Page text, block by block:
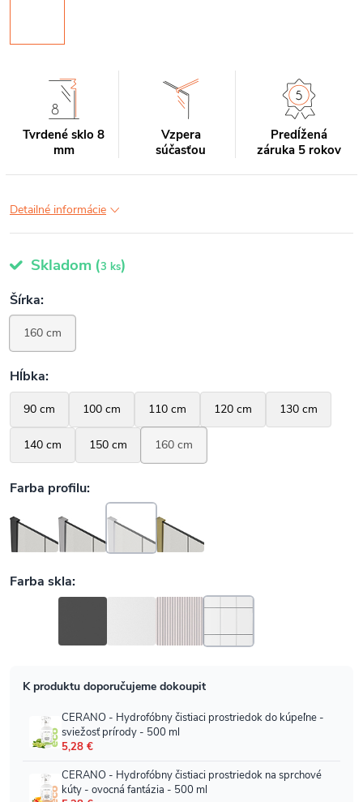
Tvrdené sklo 8
mm
Vzpera
súčasťou
Predĺžená
záruka 5 rokov
Detailné informácie
Skladom (3 ks)